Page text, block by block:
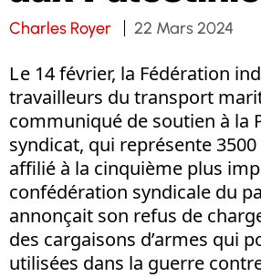
Charles Royer 22 Mars 2024
L e 14 février, la Fédération
travailleurs du transport
communiqué de soutien à la
syndicat, qui représente
affilié à la cinquième plus
confédération syndicale du
annonçait son refus de
des cargaisons d’armes qui
utilisées dans la guerre